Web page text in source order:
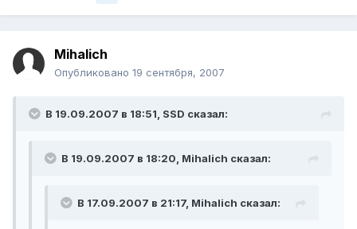
Mihalich
Опубликовано 19 сентября, 2007
В 19.09.2007 в 18:51, SSD сказал:
В 19.09.2007 в 18:20, Mihalich сказал:
В 17.09.2007 в 21:17, Mihalich сказал: